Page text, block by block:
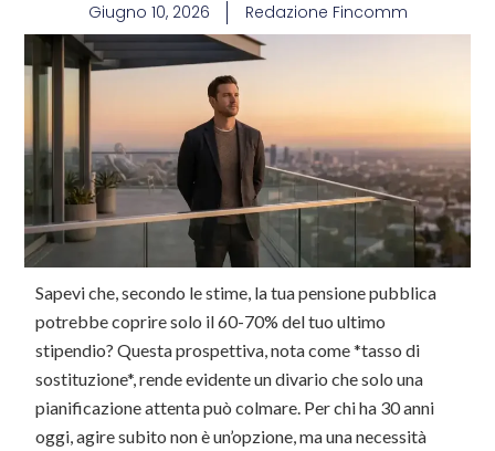
Giugno 10, 2026 Redazione Fincomm
Sapevi che, secondo le stime, la tua pensione pubblica
potrebbe coprire solo il 60-70% del tuo ultimo
stipendio? Questa prospettiva, nota come *tasso di
sostituzione*, rende evidente un divario che solo una
pianificazione attenta può colmare. Per chi ha 30 anni
oggi, agire subito non è un’opzione, ma una necessità